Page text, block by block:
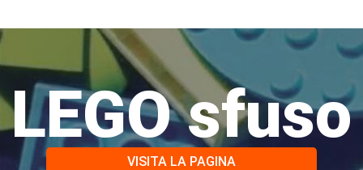
LEGO sfuso
VISITA LA PAGINA